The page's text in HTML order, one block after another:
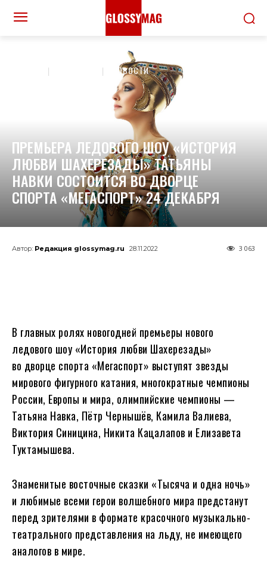
НОВОСТИ
ПРЕМЬЕРА ЛЕДОВОГО ШОУ «ИСТОРИЯ
ЛЮБВИ ШАХЕРЕЗАДЫ» ТАТЬЯНЫ
НАВКИ СОСТОИТСЯ ВО ДВОРЦЕ
СПОРТА «МЕГАСПОРТ» 24 ДЕКАБРЯ
Автор: Редакция glossymag.ru 28.11.2022 3 063
В главных ролях новогодней премьеры нового
ледового шоу «История любви Шахерезады»
во дворце спорта «Мегаспорт» выступят звезды
мирового фигурного катания, многократные чемпионы
России, Европы и мира, олимпийские чемпионы —
Татьяна Навка, Пётр Чернышёв, Камила Валиева,
Виктория Синицина, Никита Кацалапов и Елизавета
Туктамышева.
Знаменитые восточные сказки «Тысяча и одна ночь»
и любимые всеми герои волшебного мира предстанут
перед зрителями в формате красочного музыкально-
театрального представления на льду, не имеющего
аналогов в мире.